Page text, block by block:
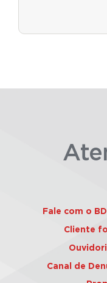
Fale com o
Cliente
Canal de